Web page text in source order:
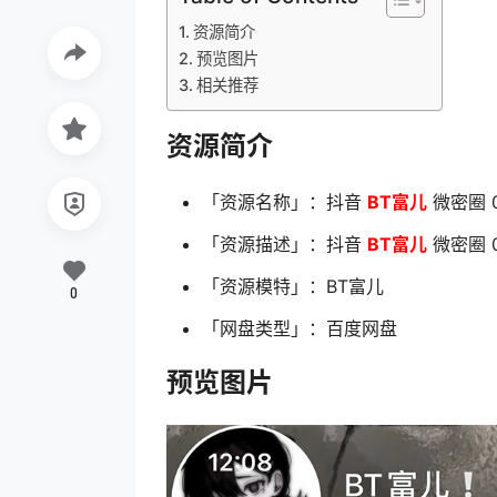
资源简介
预览图片
相关推荐
资源简介
「资源名称」：抖音 BT富儿 微密圈
「资源描述」：抖音 BT富儿 微密圈
「资源模特」：BT富儿
「网盘类型」：百度网盘
预览图片
0